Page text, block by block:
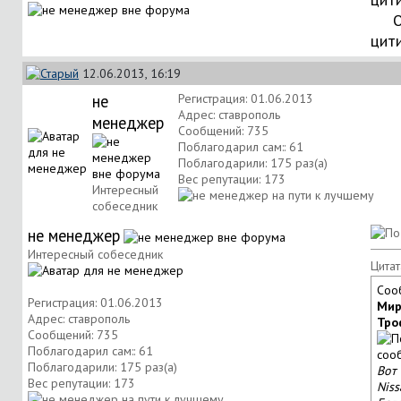
12.06.2013, 16:19
не
менеджер
Интересный
собеседник
Регистрация: 01.06.2013
Адрес: ставрополь
Сообщений: 735
Поблагодарил сам:: 61
Поблагодарили: 175 раз(а)
Вес репутации: 173
не менеджер
Интересный собеседник
Регистрация: 01.06.2013
Адрес: ставрополь
Сообщений: 735
Поблагодарил сам:: 61
Поблагодарили: 175 раз(а)
Вес репутации: 173
Вот